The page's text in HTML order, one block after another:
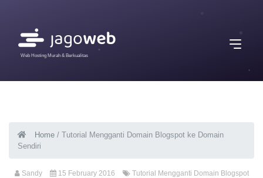
Web Hosting Murah & Berkualitas
Home / Tutorial Mengganti Domain Blogspot ke Domain
Sendiri
Sandy 15 February 2016
Tutorial Mengganti Domain Blogspot